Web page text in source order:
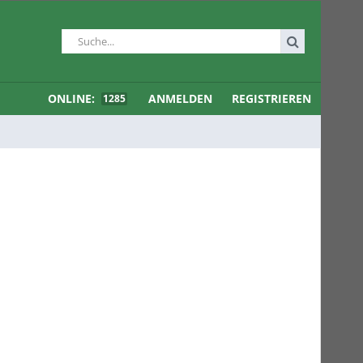
ONLINE: 1285 ANMELDEN REGISTRIEREN